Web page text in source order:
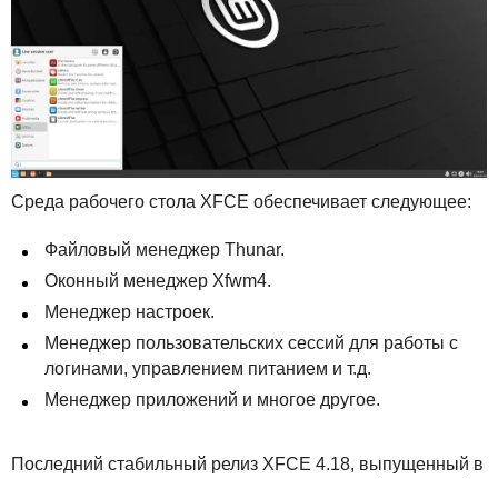
Среда рабочего стола XFCE обеспечивает следующее:
Файловый менеджер Thunar.
Оконный менеджер Xfwm4.
Менеджер настроек.
Менеджер пользовательских сессий для работы с
логинами, управлением питанием и т.д.
Менеджер приложений и многое другое.
Последний стабильный релиз XFCE 4.18, выпущенный в